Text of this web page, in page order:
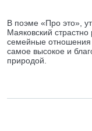
В поэме «Про это»,
Маяковский
семейные
самое высокое и
природой.